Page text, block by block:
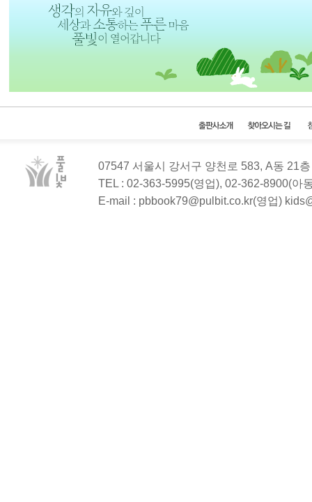
07547 서울시 강서구 양천로 583, A동 21
TEL : 02-363-5995(영업), 02-362-8900(아
E-mail : pbbook79@pulbit.co.kr(영업)